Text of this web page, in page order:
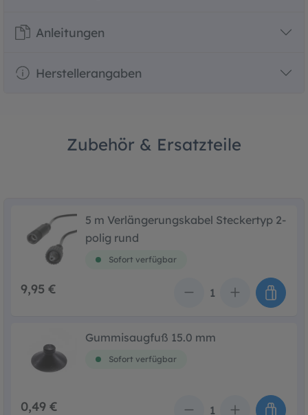
Anleitungen
Herstellerangaben
Zubehör & Ersatzteile
5 m Verlängerungskabel Steckertyp 2-
polig rund
Sofort verfügbar
9,95 €
Gummisaugfuß 15.0 mm
Sofort verfügbar
0,49 €